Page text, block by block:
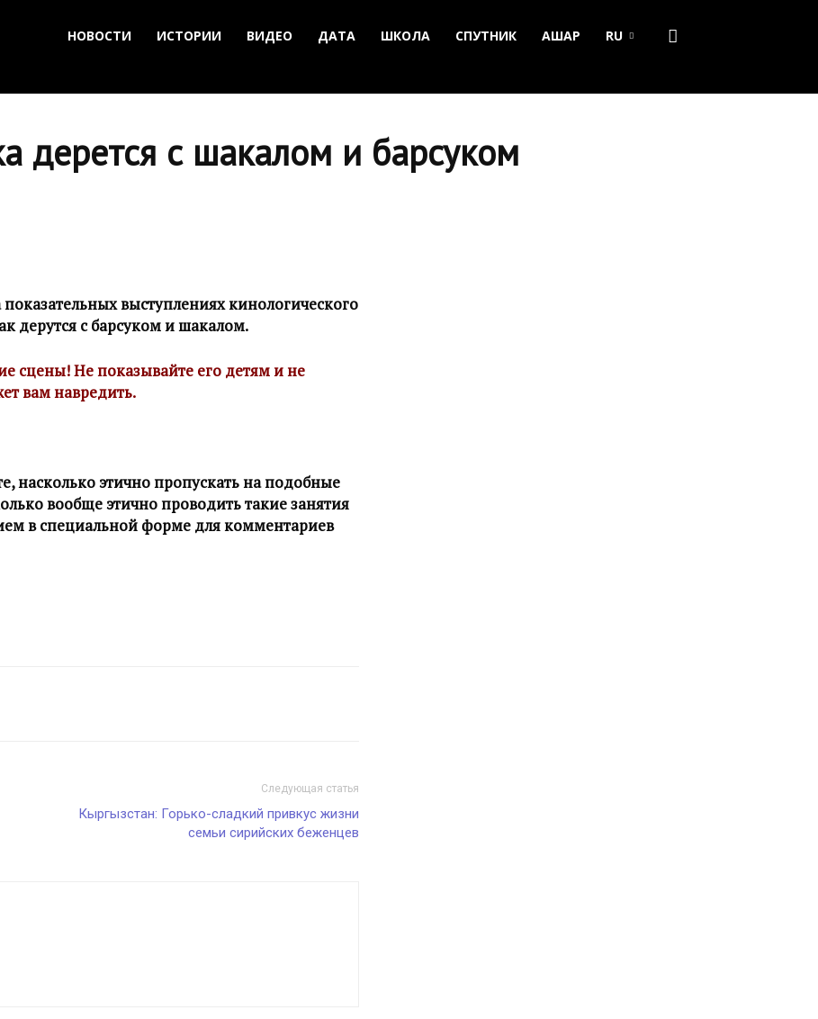
НОВОСТИ ИСТОРИИ ВИДЕО ДАТА ШКОЛА СПУТНИК АШАР RU
дерется с шакалом и барсуком
выступлениях кинологического
дерутся с барсуком и шакалом.
сцены! Не показывайте его детям и не
вам навредить.
насколько этично пропускать на подобные
вообще этично проводить такие занятия
в специальной форме для комментариев
Следующая статья
Кыргызстан: Горько-сладкий привкус жизни
семьи сирийских беженцев